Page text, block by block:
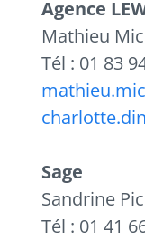
Agence
Mathieu
Tél : 01 83
Sage
Sandrine
Tél : 01 41